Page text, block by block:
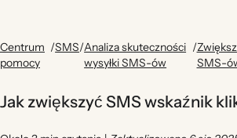
Centrum
pomocy
/SMS/Analiza skuteczności
wysyłki SMS-ów
/
SMS-
Jak zwiększyć SMS wskaźnik